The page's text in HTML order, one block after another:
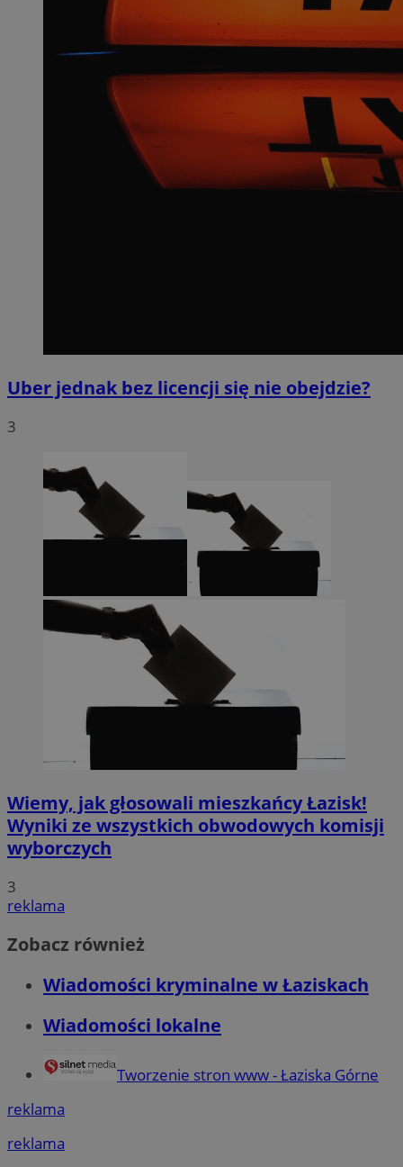
Uber jednak bez licencji się nie obejdzie?
3
Wiemy, jak głosowali mieszkańcy Łazisk!
Wyniki ze wszystkich obwodowych komisji
wyborczych
3
reklama
Zobacz również
Wiadomości kryminalne w Łaziskach
Wiadomości lokalne
Tworzenie stron www - Łaziska Górne
reklama
reklama